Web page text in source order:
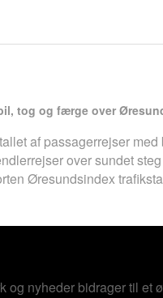
tog og færge over
af passagerrejser
over sundet
Øresundsindex
nyheder bidrager til et